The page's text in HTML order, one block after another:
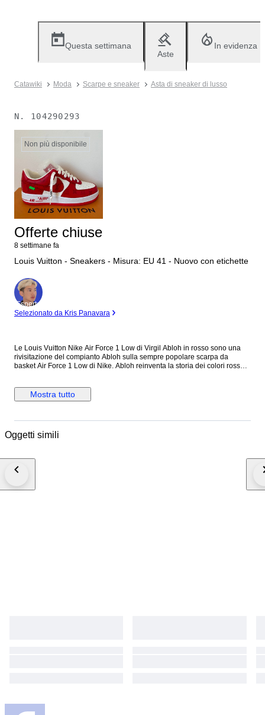
Questa settimana
Aste
In evidenza
Catawiki Moda Scarpe e sneaker Asta di sneaker di lusso
N. 104290293
Non più disponibile
Offerte chiuse
8 settimane fa
Louis Vuitton - Sneakers - Misura: EU 41 - Nuovo con etichette
Esperto
Selezionato da Kris Panavara
Le Louis Vuitton Nike Air Force 1 Low di Virgil Abloh in rosso sono una
rivisitazione del compianto Abloh sulla sempre popolare scarpa da
basket Air Force 1 Low di Nike. Abloh reinventa la storia dei colori rosso
abbigliamento OFF-WHITE, con una piccola targhetta sotto lo swoosh e la
scritta "AIR" stampata accanto alla parola "AIR" di Nike sull'intersuola.
Abloh Nike Air Force 1 Low hanno debuttato come un vero e proprio
morte di Abloh, la colorway in bianco è stata una delle 47 versioni delle
l'interpretazione chic ma discreta di Abloh della palette di colori. Le Louis
luglio del 2022 per una selezione di clienti esclusivi della Maison Le
Mostra tutto
Oggetti simili